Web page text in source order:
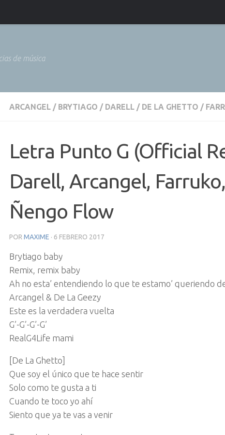
de música
ARCANGEL / BRYTIAGO / DARELL / DE LA GHETTO /
Letra Punto G (Official
Darell, Arcangel,
Ñengo Flow
POR MAXIME · 6 FEBRERO 2017
Brytiago baby
Remix, remix baby
Ah no esta’ entendiendo lo que te estamo’ queriendo
Arcangel & De La Geezy
Este es la verdadera vuelta
G’-G’-G’-G’
RealG4Life mami
[De La Ghetto]
Que soy el único que te hace sentir
Solo como te gusta a ti
Cuando te toco yo ahí
Siento que ya te vas a venir